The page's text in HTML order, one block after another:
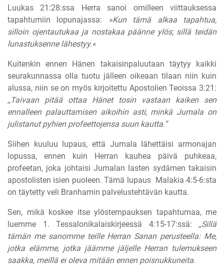
Luukas 21:28:ssa Herra sanoi omilleen viittauksessa
tapahtumiin lopunajassa: »Kun tämä alkaa tapahtua,
silloin ojentautukaa ja nostakaa päänne ylös; sillä teidän
lunastuksenne lähestyy.«
Kuitenkin ennen Hänen takaisinpaluutaan täytyy kaikki
seurakunnassa olla tuotu jälleen oikeaan tilaan niin kuin
alussa, niin se on myös kirjoitettu Apostolien Teoissa 3:21:
,,Taivaan pitää ottaa Hänet tosin vastaan kaiken sen
ennalleen palauttamisen aikoihin asti, minkä Jumala on
julistanut pyhien profeettojensa suun kautta.”
Siihen kuuluu lupaus, että Jumala lähettäisi armonajan
lopussa, ennen kuin Herran kauhea päivä puhkeaa,
profeetan, joka johtaisi Jumalan lasten sydämen takaisin
apostolisten isien puoleen. Tämä lupaus Malakia 4:5-6:sta
on täytetty veli Branhamin palvelustehtävän kautta.
Sen, mikä koskee itse ylöstempauksen tapahtumaa, me
luemme 1. Tessalonikalaiskirjeessä 4:15-17:ssä: ,,Sillä
tämän me sanomme teille Herran Sanan perusteella: Me,
jotka elämme, jotka jäämme jäljelle Herran tulemukseen
saakka, meillä ei oleva mitään ennen poisnukkuneita.